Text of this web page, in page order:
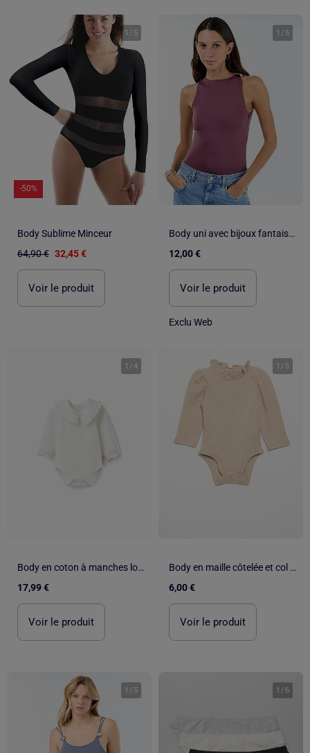
1 / 5
-50%
Body Sublime Minceur
64,90 € 32,45 €
Voir le produit
1 / 5
Body uni avec bijoux fantaisies aux bretelles
12,00 €
Voir le produit
Exclu Web
1 /4
Body en coton à manches longues avec volants
17,99 €
Voir le produit
1 / 5
Body en maille côtelée et col fantaisie
6,00 €
Voir le produit
1 / 5 1 / 6